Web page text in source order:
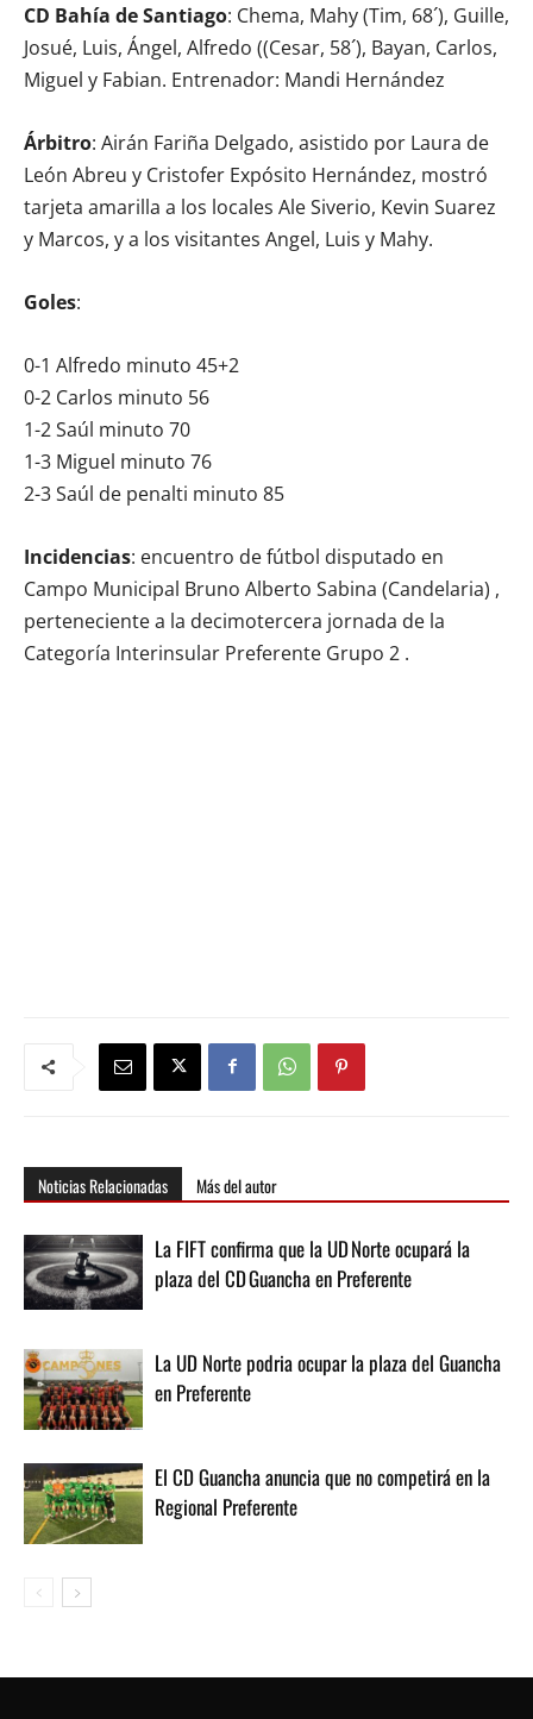
CD Bahía de Santiago: Chema, Mahy (Tim, 68´), Guille,
Josué, Luis, Ángel, Alfredo ((Cesar, 58´), Bayan, Carlos,
Miguel y Fabian. Entrenador: Mandi Hernández
Árbitro: Airán Fariña Delgado, asistido por Laura de
León Abreu y Cristofer Expósito Hernández, mostró
tarjeta amarilla a los locales Ale Siverio, Kevin Suarez
y Marcos, y a los visitantes Angel, Luis y Mahy.
Goles:
0-1 Alfredo minuto 45+2
0-2 Carlos minuto 56
1-2 Saúl minuto 70
1-3 Miguel minuto 76
2-3 Saúl de penalti minuto 85
Incidencias: encuentro de fútbol disputado en
Campo Municipal Bruno Alberto Sabina (Candelaria) ,
perteneciente a la decimotercera jornada de la
Categoría Interinsular Preferente Grupo 2 .
Noticias Relacionadas Más del autor
La FIFT confirma que la UD Norte ocupará la
plaza del CD Guancha en Preferente
La UD Norte podria ocupar la plaza del Guancha
en Preferente
El CD Guancha anuncia que no competirá en la
Regional Preferente